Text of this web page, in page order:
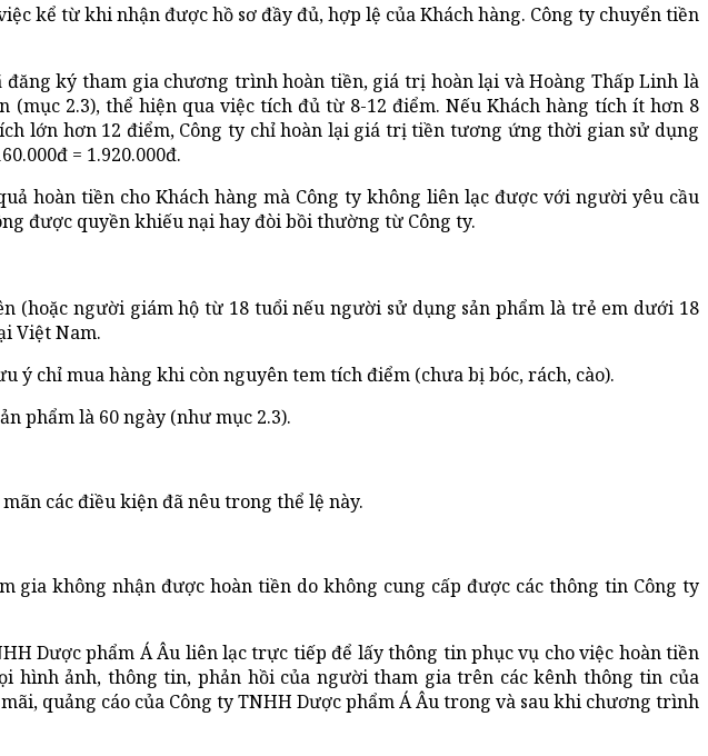
kể từ khi nhận được hồ sơ đầy đủ, hợp lệ của Khách hàng. Công ty chuyển tiền
ký tham gia chương trình hoàn tiền, giá trị hoàn lại và Hoàng Thấp Linh là
2.3), thể hiện qua việc tích đủ từ 8-12 điểm. Nếu Khách hàng tích ít hơn 8
lớn hơn 12 điểm, Công ty chỉ hoàn lại giá trị tiền tương ứng thời gian sử dụng
= 1.920.000đ.
hoàn tiền cho Khách hàng mà Công ty không liên lạc được với người yêu cầu
được quyền khiếu nại hay đòi bồi thường từ Công ty.
(hoặc người giám hộ từ 18 tuổi nếu người sử dụng sản phẩm là trẻ em dưới 18
Việt Nam.
chỉ mua hàng khi còn nguyên tem tích điểm (chưa bị bóc, rách, cào).
phẩm là 60 ngày (như mục 2.3).
các điều kiện đã nêu trong thể lệ này.
không nhận được hoàn tiền do không cung cấp được các thông tin Công ty
Dược phẩm Á Âu liên lạc trực tiếp để lấy thông tin phục vụ cho việc hoàn tiền
hình ảnh, thông tin, phản hồi của người tham gia trên các kênh thông tin của
quảng cáo của Công ty TNHH Dược phẩm Á Âu trong và sau khi chương trình